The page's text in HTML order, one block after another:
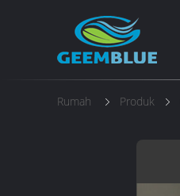
Rumah Produk